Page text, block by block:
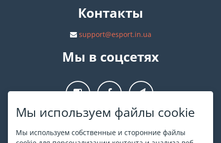
Мы используем файлы cookie
Мы используем собственные и сторонние файлы
Контакты
support@esport.in.ua
Мы в соцсетях
О ESPORT.in.ua